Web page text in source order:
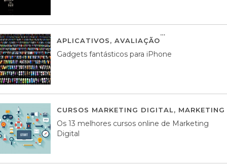
APLICATIVOS, AVALIAÇÃO
Gadgets fantásticos para iPhone
CURSOS MARKETING DIGITAL,
Os 13 melhores cursos online de Marketing
Digital